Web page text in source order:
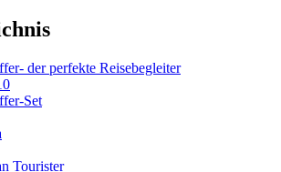
der perfekte Reisebegleiter
Set
Tourister